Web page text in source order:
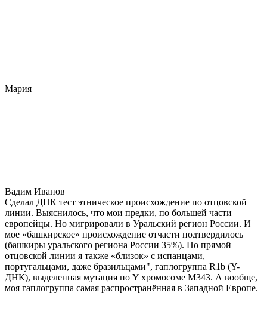
Мария
Вадим Иванов
Сделал ДНК тест этническое происхождение по отцовской
линии. Выяснилось, что мои предки, по большей части
европейцы. Но мигрировали в Уральский регион России. И
мое «башкирское» происхождение отчасти подтвердилось
(башкиры уральского региона России 35%). По прямой
отцовской линии я также «близок» с испанцами,
португальцами, даже бразильцами", гаплогруппа R1b (Y-
ДНК), выделенная мутация по Y хромосоме М343. А вообще,
моя гаплогруппа самая распространённая в Западной Европе.